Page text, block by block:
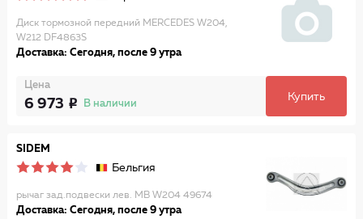
Диск тормозной передний MERCEDES W204,
W212 DF4863S
Доставка: Сегодня, после 9 утра
Цена
6 973 В наличии
Купить
SIDEM
Бельгия
рычаг зад.подвески лев. MB W204 49674
Доставка: Сегодня, после 9 утра